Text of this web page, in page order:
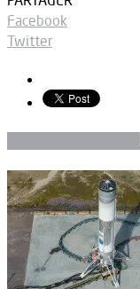
Facebook
Twitter